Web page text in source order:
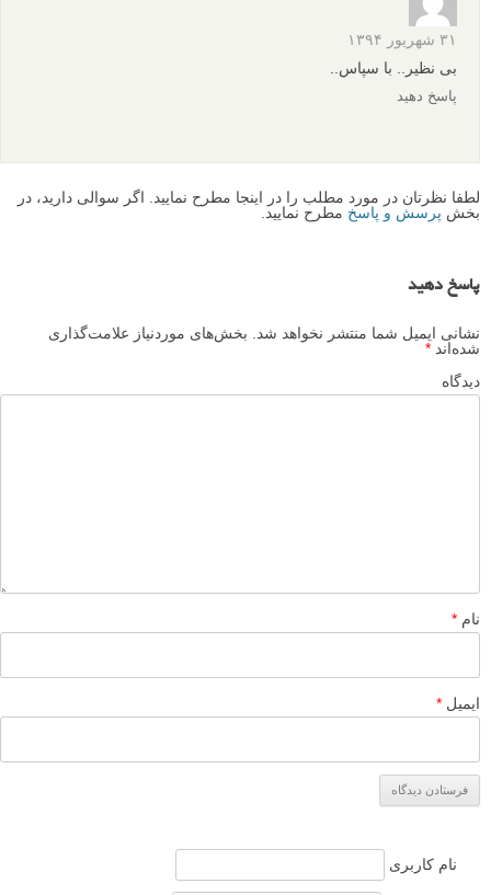
۳۱ شهریور ۱۳۹۴
بی نظیر.. با سپاس..
پاسخ دهید
لطفا نظرتان در مورد مطلب را در اینجا مطرح نمایید. اگر سوالی دارید، در
بخش پرسش و پاسخ مطرح نمایید.
پاسخ دهید
نشانی ایمیل شما منتشر نخواهد شد.
بخش‌های موردنیاز علامت‌گذاری
شده‌اند *
دیدگاه
نام *
ایمیل *
نام کاربری